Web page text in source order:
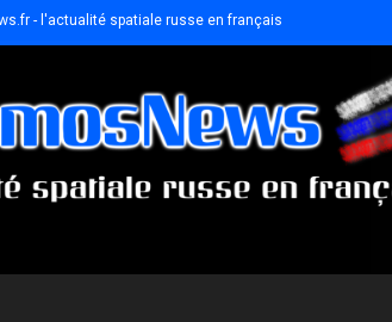
- l'actualité spatiale russe en français